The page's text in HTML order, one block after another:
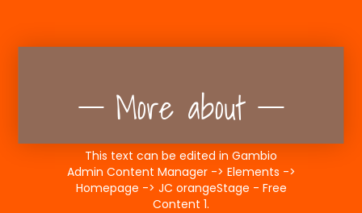
More about
This text can be edited in Gambio
Admin Content Manager -> Elements ->
Homepage -> JC orangeStage - Free
Content 1.